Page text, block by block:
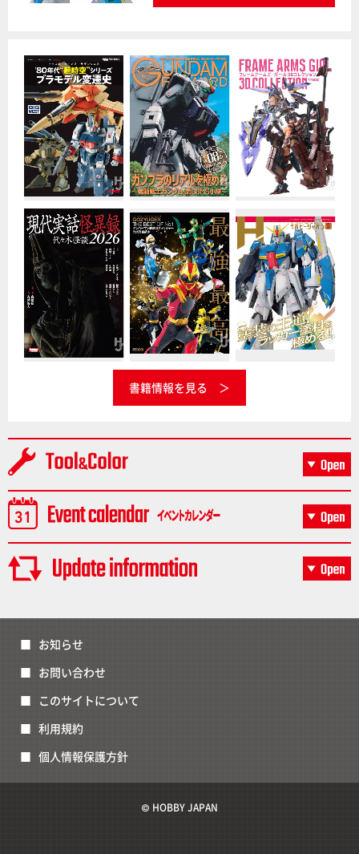
書籍情報を見る
お知らせ
お問い合わせ
このサイトについて
利用規約
個人情報保護方針
© HOBBY JAPAN